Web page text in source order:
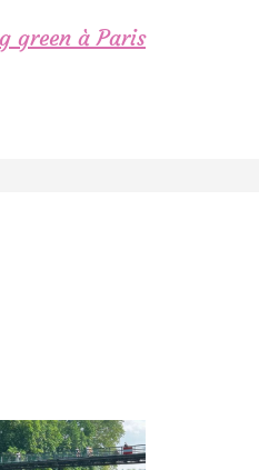
green à Paris